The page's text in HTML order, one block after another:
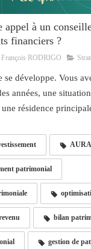
appel à un
financiers ?
François RODRIGO
se développe. Vous
années, une
résidence
patrimonial
bilan
gestion de